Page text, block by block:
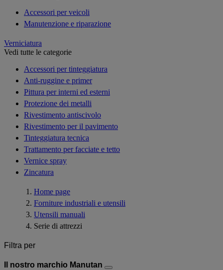
Accessori per veicoli
Manutenzione e riparazione
Verniciatura
Vedi tutte le categorie
Accessori per tinteggiatura
Anti-ruggine e primer
Pittura per interni ed esterni
Protezione dei metalli
Rivestimento antiscivolo
Rivestimento per il pavimento
Tinteggiatura tecnica
Trattamento per facciate e tetto
Vernice spray
Zincatura
Home page
Forniture industriali e utensili
Utensili manuali
Serie di attrezzi
Filtra per
Il nostro marchio Manutan